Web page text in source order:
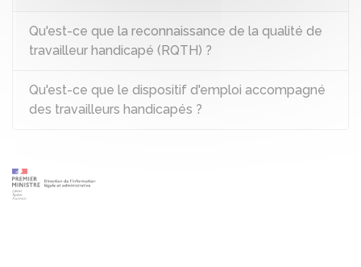
Qu'est-ce que la reconnaissance de la qualité de
travailleur handicapé (RQTH) ?
Qu'est-ce que le dispositif d'emploi accompagné
des travailleurs handicapés ?